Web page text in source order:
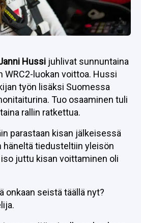
Hussi juhlivat sunnuntaina
WRC2-luokan voittoa. Hussi
työn lisäksi Suomessa
Tuo osaaminen tuli
rallin ratkettua.
parastaan kisan jälkeisessä
häneltä tiedusteltiin yleisön
juttu kisan voittaminen oli
onkaan seistä täällä nyt?